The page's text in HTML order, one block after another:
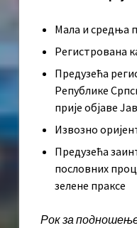
Мала и средња
Регистрована
Предузећа
Републике
прије објаве
Извозно
Предузећа
пословних
зелене праксе
Рок за